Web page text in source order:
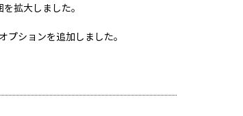
拡大しました。
ションを追加しました。